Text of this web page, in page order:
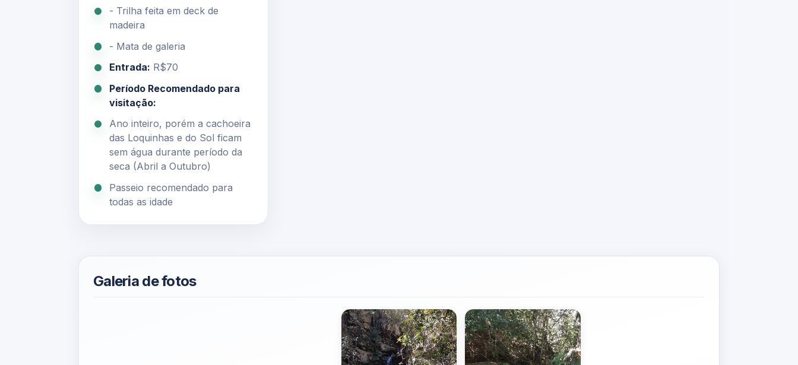
- Trilha feita em deck de
madeira
- Mata de galeria
Entrada: R$70
Período Recomendado para
visitação:
Ano inteiro, porém a cachoeira
das Loquinhas e do Sol ficam
sem água durante período da
seca (Abril a Outubro)
Passeio recomendado para
todas as idade
Galeria de fotos